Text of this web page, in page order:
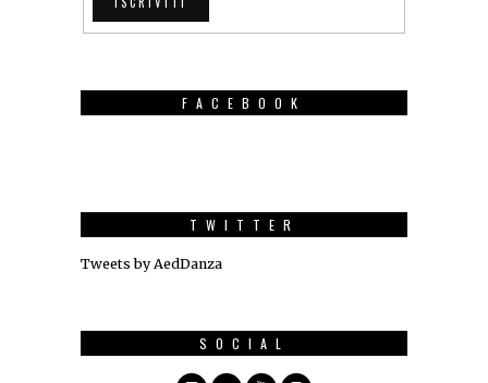
FACEBOOK
TWITTER
Tweets by AedDanza
SOCIAL